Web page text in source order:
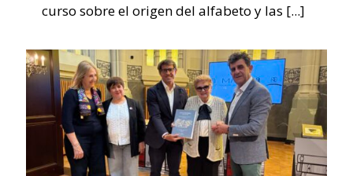
curso sobre el origen del alfabeto y las [...]